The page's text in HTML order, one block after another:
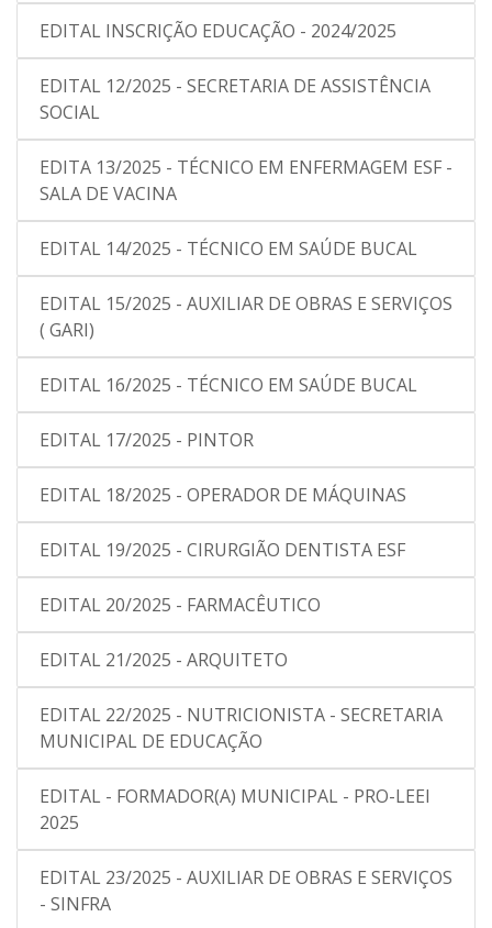
EDITAL INSCRIÇÃO EDUCAÇÃO - 2024/2025
EDITAL 12/2025 - SECRETARIA DE ASSISTÊNCIA
SOCIAL
EDITA 13/2025 - TÉCNICO EM ENFERMAGEM ESF -
SALA DE VACINA
EDITAL 14/2025 - TÉCNICO EM SAÚDE BUCAL
EDITAL 15/2025 - AUXILIAR DE OBRAS E SERVIÇOS
( GARI)
EDITAL 16/2025 - TÉCNICO EM SAÚDE BUCAL
EDITAL 17/2025 - PINTOR
EDITAL 18/2025 - OPERADOR DE MÁQUINAS
EDITAL 19/2025 - CIRURGIÃO DENTISTA ESF
EDITAL 20/2025 - FARMACÊUTICO
EDITAL 21/2025 - ARQUITETO
EDITAL 22/2025 - NUTRICIONISTA - SECRETARIA
MUNICIPAL DE EDUCAÇÃO
EDITAL - FORMADOR(A) MUNICIPAL - PRO-LEEI
2025
EDITAL 23/2025 - AUXILIAR DE OBRAS E SERVIÇOS
- SINFRA